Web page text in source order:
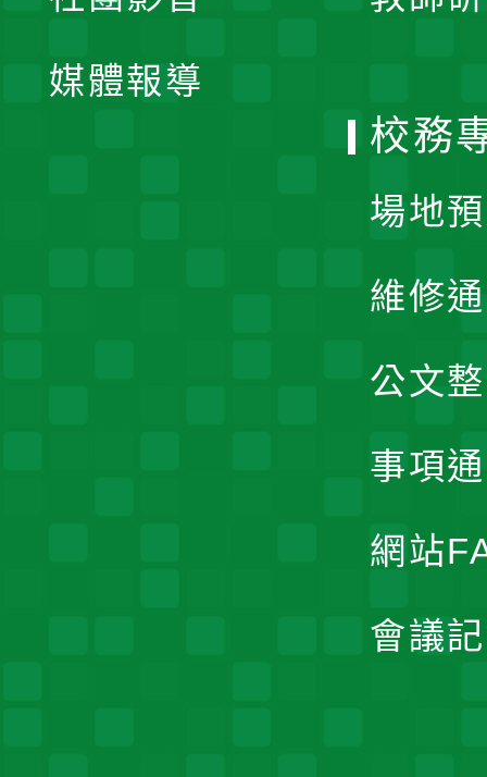
媒體報導
校務
場地
維修
公文
事項
網站
會議